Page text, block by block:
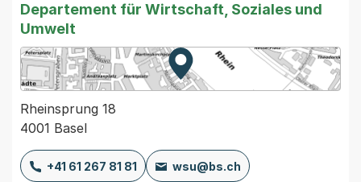
Departement für Wirtschaft, Soziales und
Umwelt
Zur Karte von MapBS.
Externer Link, wird in einem
Rheinsprung 18
4001 Basel
+41 61 267 81 81 wsu@bs.ch